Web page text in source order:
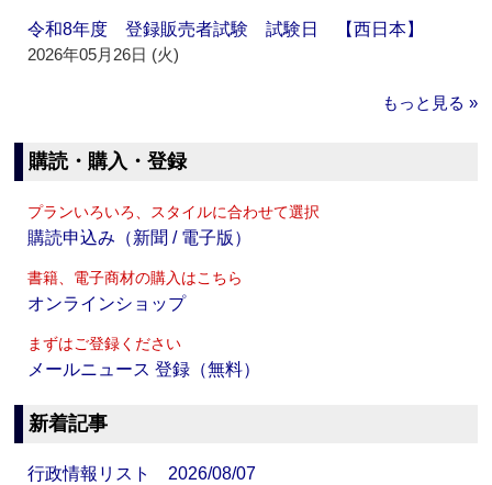
令和8年度 登録販売者試験 試験日 【西日本】
2026年05月26日 (火)
もっと見る »
購読・購入・登録
プランいろいろ、スタイルに合わせて選択
購読申込み（新聞 / 電子版）
書籍、電子商材の購入はこちら
オンラインショップ
まずはご登録ください
メールニュース 登録（無料）
新着記事
行政情報リスト 2026/08/07